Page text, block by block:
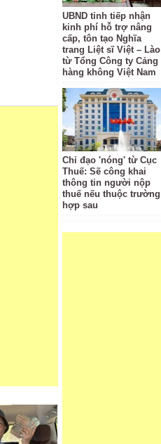
UBND tỉnh tiếp nhận
kinh phí hỗ trợ nâng
cấp, tôn tạo Nghĩa
trang Liệt sĩ Việt – Lào
từ Tổng Công ty Cảng
hàng không Việt Nam
Chỉ đạo 'nóng' từ Cục
Thuế: Sẽ công khai
thông tin người nộp
thuế nếu thuộc trường
hợp sau